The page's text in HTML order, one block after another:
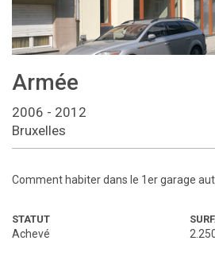
Armée
2006 - 2012
Bruxelles
Comment habiter dans le 1er garage
STATUT
Achevé